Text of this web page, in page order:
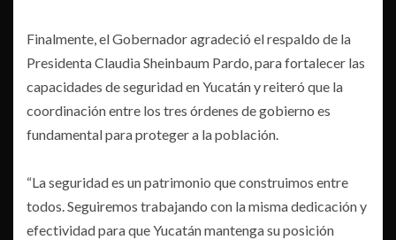
Finalmente, el Gobernador agradeció el respaldo de la
Presidenta Claudia Sheinbaum Pardo, para fortalecer las
capacidades de seguridad en Yucatán y reiteró que la
coordinación entre los tres órdenes de gobierno es
fundamental para proteger a la población.
“La seguridad es un patrimonio que construimos entre
todos. Seguiremos trabajando con la misma dedicación y
efectividad para que Yucatán mantenga su posición